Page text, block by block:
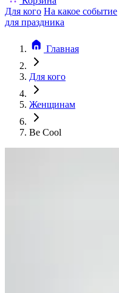
Для кого На какое событие
для праздника
Главная
Для кого
Женщинам
Be Cool